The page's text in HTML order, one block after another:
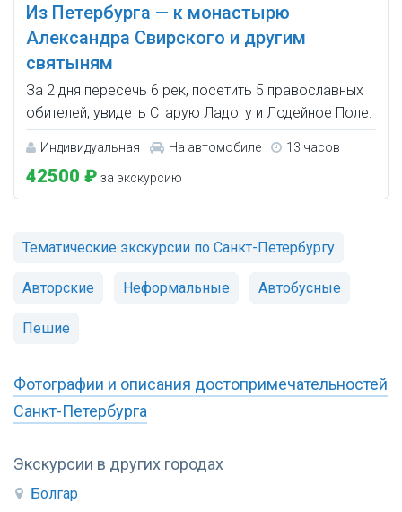
Экскурсии в других городах
Болгар
Из Петербурга — к монастырю
Александра Свирского и другим
святыням
За 2 дня пересечь 6 рек, посетить 5 православных
обителей, увидеть Старую Ладогу и Лодейное Поле.
Индивидуальная На автомобиле 13 часов
42500 ₽ за экскурсию
Тематические экскурсии по Санкт-Петербургу
Авторские Неформальные Автобусные
Пешие
Фотографии и описания достопримечательностей
Санкт-Петербурга